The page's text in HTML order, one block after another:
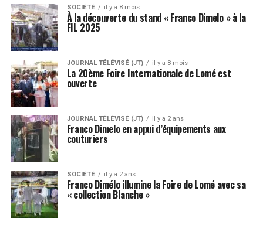
SOCIÉTÉ il y a 8 mois
À la découverte du stand « Franco Dimelo » à la
FIL 2025
JOURNAL TÉLÉVISÉ (JT) il y a 8 mois
La 20ème Foire Internationale de Lomé est
ouverte
JOURNAL TÉLÉVISÉ (JT) il y a 2 ans
Franco Dimelo en appui d’équipements aux
couturiers
SOCIÉTÉ il y a 2 ans
Franco Dimélo illumine la Foire de Lomé avec sa
« collection Blanche »